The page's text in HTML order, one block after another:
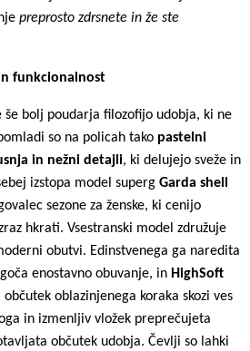
preprosto zdrsnete in že ste
funkcionalnost
še bolj poudarja filozofijo udobja, ki ne
so na policah tako pastelni
in nežni detajli, ki delujejo sveže in
izstopa model superg Garda shell
sezone za ženske, ki cenijo
hkrati. Vsestranski model združuje
obutvi. Edinstvenega ga naredita
enostavno obuvanje, in HighSoft
občutek oblazinjenega koraka skozi ves
in izmenljiv vložek preprečujeta
občutek udobja. Čevlji so lahki